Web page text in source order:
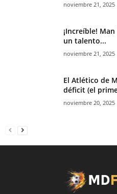
noviembre 21, 2025
¡Increíble!
un talento...
noviembre 21, 2025
El Atlético de
déficit (el
noviembre 20, 2025